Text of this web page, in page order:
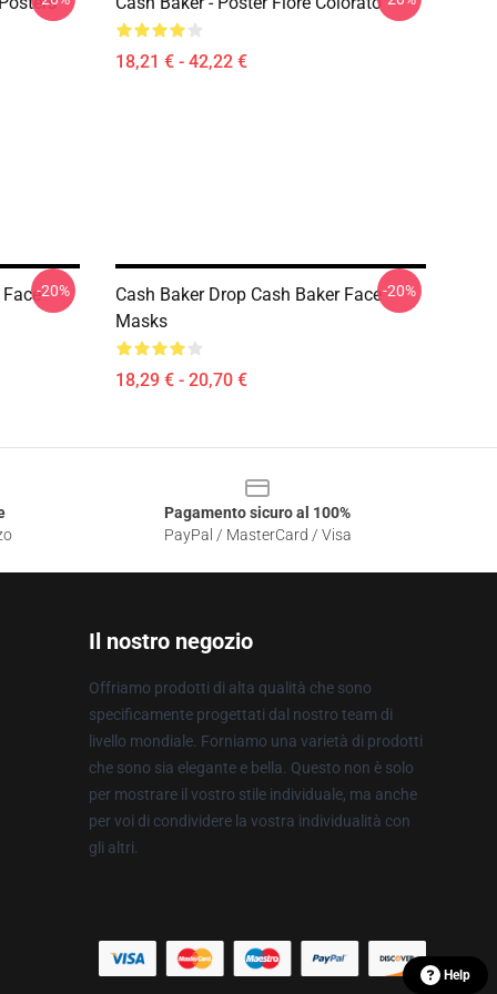
18,21 € - 42,22 €
-20%
Cash Baker Drop Cash Baker Face
Masks
18,29 € - 20,70 €
-20%
Pagamento sicuro al 100%
PayPal / MasterCard / Visa
Il nostro negozio
Offriamo prodotti di alta qualità che sono
specificamente progettati dal nostro team di
livello mondiale. Forniamo una varietà di prodotti
che sono sia elegante e bella. Questo non è solo
per mostrare il vostro stile individuale, ma anche
per voi di condividere la vostra individualità con
gli altri.
Help